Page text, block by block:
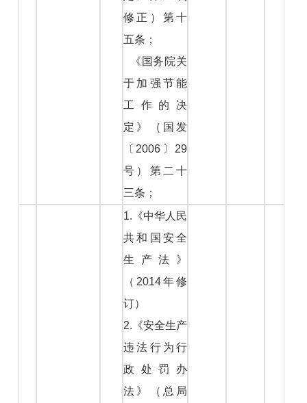
修正）第十
五条；
《国务院关
于加强节能
工作的决
定》（国发
〔2006〕29
号）第二十
三条；
1.《中华人民
共和国安全
生产法》
（2014年修
订）
2.《安全生产
违法行为行
政处罚办
法》（总局